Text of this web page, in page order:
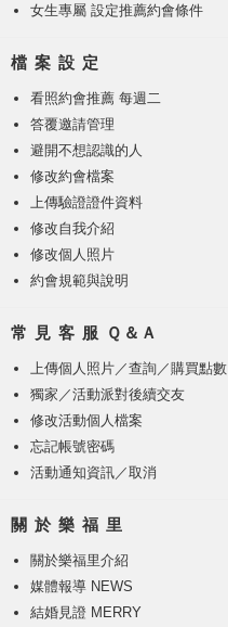
女生專屬 設定推薦約會條件
檔 案 設 定
看照約會推薦 每週二
答覆邀請管理
避開不想認識的人
修改約會檔案
上傳驗證證件資料
修改自我介紹
修改個人照片
約會規範與說明
常 見 客 服 Ｑ＆Ａ
上傳個人照片 ／查詢／購買點數
獨家／活動派對後續交友
修改活動個人檔案
忘記帳號密碼
活動通知資訊／取消
關 於 樂 福 里
關於樂福里介紹
媒體報導 NEWS
結婚見證 MERRY